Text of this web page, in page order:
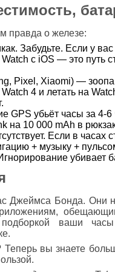
правда о железе:
Забудьте. Если у
с iOS — это путь
Pixel, Xiaomi) —
4 и летать на
GPS убьёт часы за 4-
на 10 000 mAh в
Если в часах
+ музыку +
убивает
Джеймса Бонда. Они
ваши часы
Теперь вы знаете